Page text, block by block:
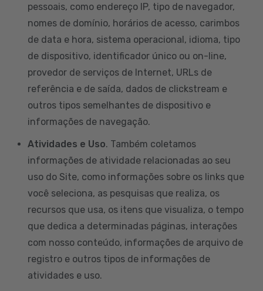
pessoais, como endereço IP, tipo de navegador,
nomes de domínio, horários de acesso, carimbos
de data e hora, sistema operacional, idioma, tipo
de dispositivo, identificador único ou on-line,
provedor de serviços de Internet, URLs de
referência e de saída, dados de clickstream e
outros tipos semelhantes de dispositivo e
informações de navegação.
Atividades e Uso. Também coletamos
informações de atividade relacionadas ao seu
uso do Site, como informações sobre os links que
você seleciona, as pesquisas que realiza, os
recursos que usa, os itens que visualiza, o tempo
que dedica a determinadas páginas, interações
com nosso conteúdo, informações de arquivo de
registro e outros tipos de informações de
atividades e uso.